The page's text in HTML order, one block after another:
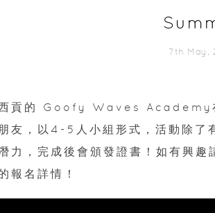
7th May,
貢的 Goofy Waves Academy
朋友，以4-5人小組形式，活動除了
力，完成後會頒發證書！如有興
報名詳情！